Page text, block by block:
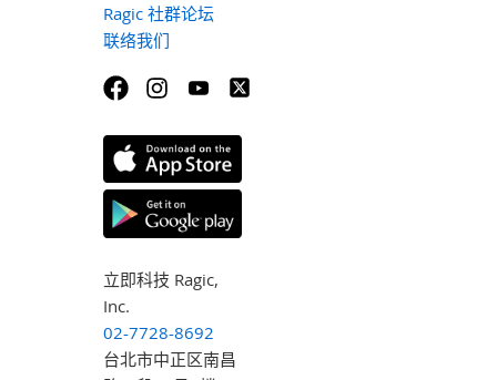
Ragic 社群论坛
联络我们
立即科技 Ragic,
Inc.
02-7728-8692
台北市中正区南昌